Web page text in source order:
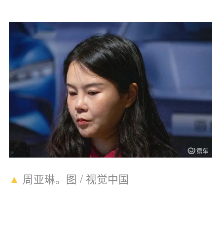
▲ 周亚琳。图 / 视觉中国